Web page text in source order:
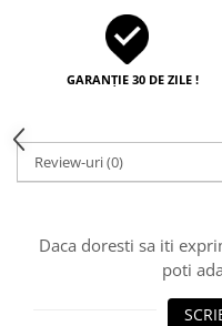
GARANȚIE 30 DE ZILE !
Review-uri(0)
Daca doresti sa iti
poti